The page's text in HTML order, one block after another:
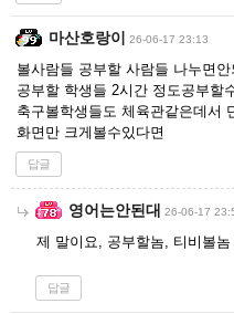
마산호랑이 26-06-17 23:13
볼사람들 공부할 사람들 나누면안
공부할 학생들 2시간 정도공부할
축구볼학생들도 체육관같은데서
화면만 크게볼수있다면
답글
영어는안된대 26-06-17
제 말이요, 공부할놈, 티비볼
답글